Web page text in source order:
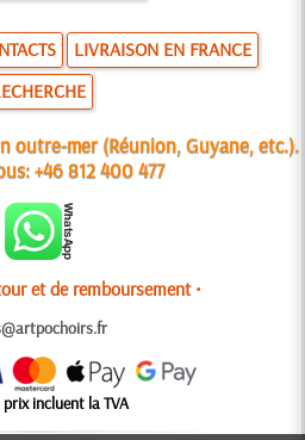
LIVRAISON EN FRANCE
outre-mer (Réunion, Guyane, etc.).
+46 812 400 477
et de remboursement •
prix incluent la TVA